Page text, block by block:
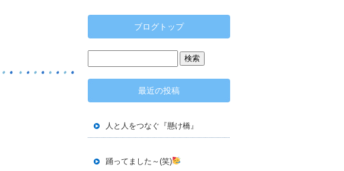
ブログトップ
最近の投稿
人と人をつなぐ『懸け橋』
踊ってました～(笑)